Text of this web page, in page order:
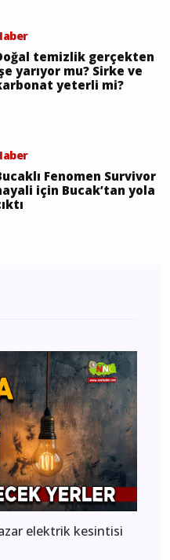
temizlik gerçekten
yarıyor mu? Sirke ve
yeterli mi?
Fenomen Survivor
için Bucak’tan yola
elektrik kesintisi